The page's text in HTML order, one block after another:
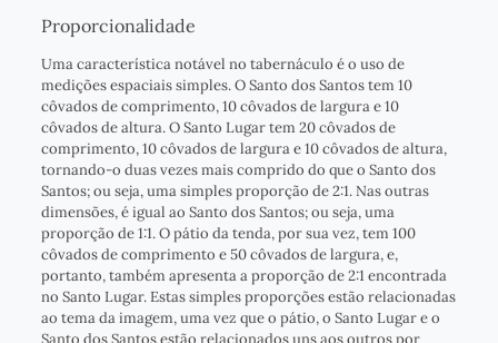
Proporcionalidade
Uma característica notável no tabernáculo é o uso de
medições espaciais simples. O Santo dos Santos tem 10
côvados de comprimento, 10 côvados de largura e 10
côvados de altura. O Santo Lugar tem 20 côvados de
comprimento, 10 côvados de largura e 10 côvados de altura,
tornando-o duas vezes mais comprido do que o Santo dos
Santos; ou seja, uma simples proporção de 2:1. Nas outras
dimensões, é igual ao Santo dos Santos; ou seja, uma
proporção de 1:1. O pátio da tenda, por sua vez, tem 100
côvados de comprimento e 50 côvados de largura, e,
portanto, também apresenta a proporção de 2:1 encontrada
no Santo Lugar. Estas simples proporções estão relacionadas
ao tema da imagem, uma vez que o pátio, o Santo Lugar e o
Santo dos Santos estão relacionados uns aos outros por